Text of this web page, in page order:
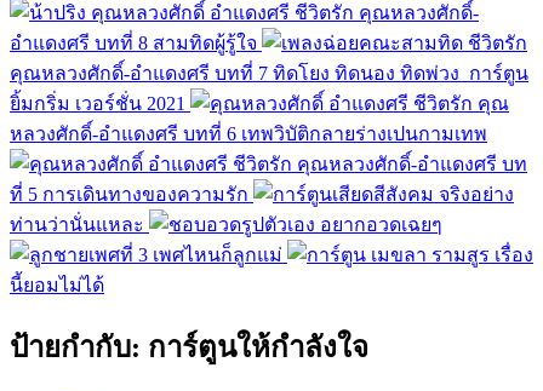
ชีวิตรัก คุณหลวงศักดิ์-
อำแดงศรี บทที่ 8 สามทิดผู้รู้ใจ
ชีวิตรัก
คุณหลวงศักดิ์-อำแดงศรี บทที่ 7 ทิดโยง ทิดนอง ทิดพ่วง การ์ตูน
ยิ้มกริ่ม เวอร์ชั่น 2021
ชีวิตรัก คุณ
หลวงศักดิ์-อำแดงศรี บทที่ 6 เทพวิบัติกลายร่างเปนกามเทพ
ชีวิตรัก คุณหลวงศักดิ์-อำแดงศรี บท
ที่ 5 การเดินทางของความรัก
จริงอย่าง
ท่านว่านั่นแหละ
อยากอวดเฉยๆ
เพศไหนก็ลูกแม่
เรื่อง
นี้ยอมไม่ได้
ป้ายกำกับ: การ์ตูนให้กำลังใจ